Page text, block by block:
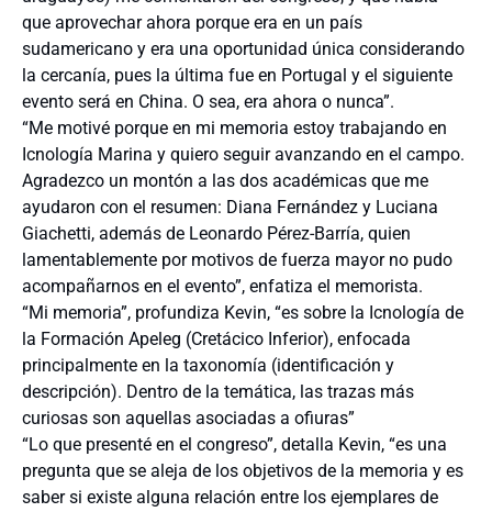
que aprovechar ahora porque era en un país
sudamericano y era una oportunidad única considerando
la cercanía, pues la última fue en Portugal y el siguiente
evento será en China. O sea, era ahora o nunca”.
“Me motivé porque en mi memoria estoy trabajando en
Icnología Marina y quiero seguir avanzando en el campo.
Agradezco un montón a las dos académicas que me
ayudaron con el resumen: Diana Fernández y Luciana
Giachetti, además de Leonardo Pérez-Barría, quien
lamentablemente por motivos de fuerza mayor no pudo
acompañarnos en el evento”, enfatiza el memorista.
“Mi memoria”, profundiza Kevin, “es sobre la Icnología de
la Formación Apeleg (Cretácico Inferior), enfocada
principalmente en la taxonomía (identificación y
descripción). Dentro de la temática, las trazas más
curiosas son aquellas asociadas a ofiuras”
“Lo que presenté en el congreso”, detalla Kevin, “es una
pregunta que se aleja de los objetivos de la memoria y es
saber si existe alguna relación entre los ejemplares de